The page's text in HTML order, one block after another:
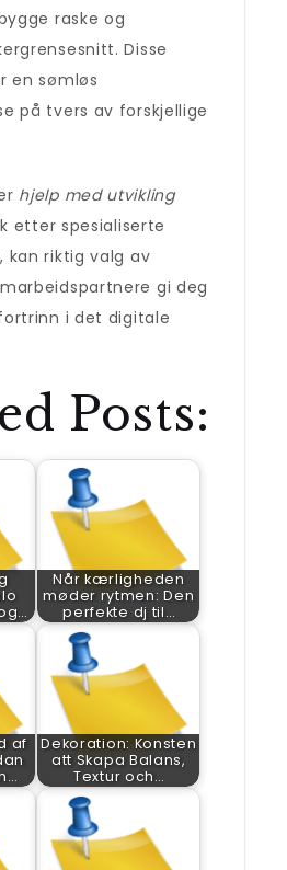
raske og
Disse
en sømløs
på tvers av forskjellige
hjelp med utvikling
etter spesialiserte
, kan riktig valg av
gi deg
i det digitale
Posts:
Når kærligheden
møder rytmen: Den
perfekte dj til…
af
Dekoration: Konsten
att Skapa Balans,
Textur och…